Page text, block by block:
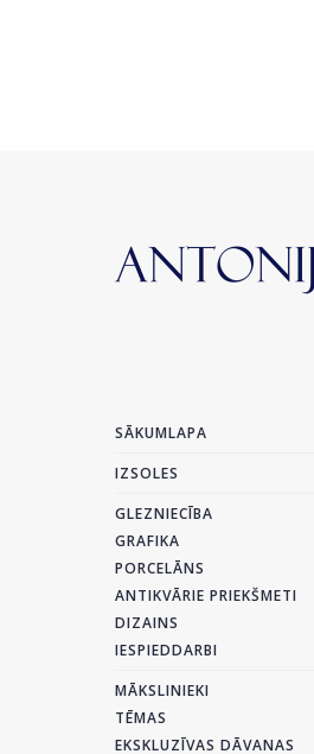
SĀKUMLAPA
IZSOLES
GLEZNIECĪBA
GRAFIKA
PORCELĀNS
ANTIKVĀRIE PRIEKŠMETI
DIZAINS
IESPIEDDARBI
MĀKSLINIEKI
TĒMAS
EKSKLUZĪVAS DĀVANAS